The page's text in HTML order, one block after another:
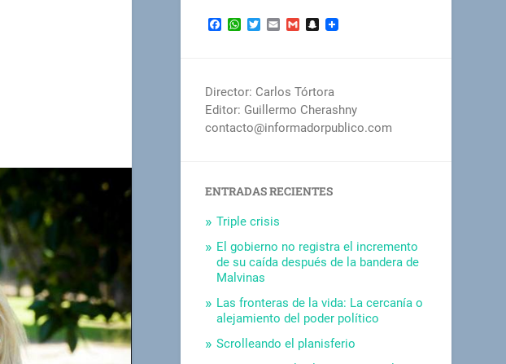
Facebook
WhatsApp
TwitterEmailGmailSnapchat
Director: Carlos Tórtora
Editor: Guillermo Cherashny
contacto@informadorpublico.com
ENTRADAS RECIENTES
Triple crisis
El gobierno no registra el incremento
de su caída después de la bandera de
Malvinas
Las fronteras de la vida: La cercanía o
alejamiento del poder político
Scrolleando el planisferio